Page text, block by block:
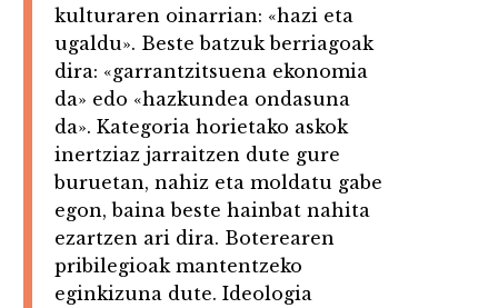
kulturaren oinarrian: «hazi eta
ugaldu». Beste batzuk berriagoak
dira: «garrantzitsuena ekonomia
da» edo «hazkundea ondasuna
da». Kategoria horietako askok
inertziaz jarraitzen dute gure
buruetan, nahiz eta moldatu gabe
egon, baina beste hainbat nahita
ezartzen ari dira. Boterearen
pribilegioak mantentzeko
eginkizuna dute. Ideologia